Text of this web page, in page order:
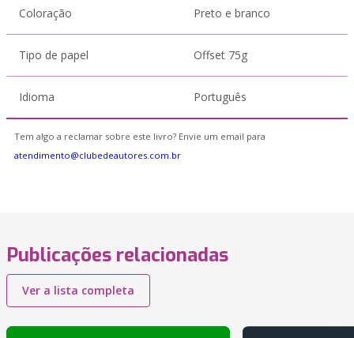
Coloração Preto e branco
Tipo de papel Offset 75g
Idioma Português
Tem algo a reclamar sobre este livro? Envie um email para
atendimento@clubedeautores.com.br
Publicações relacionadas
Ver a lista completa